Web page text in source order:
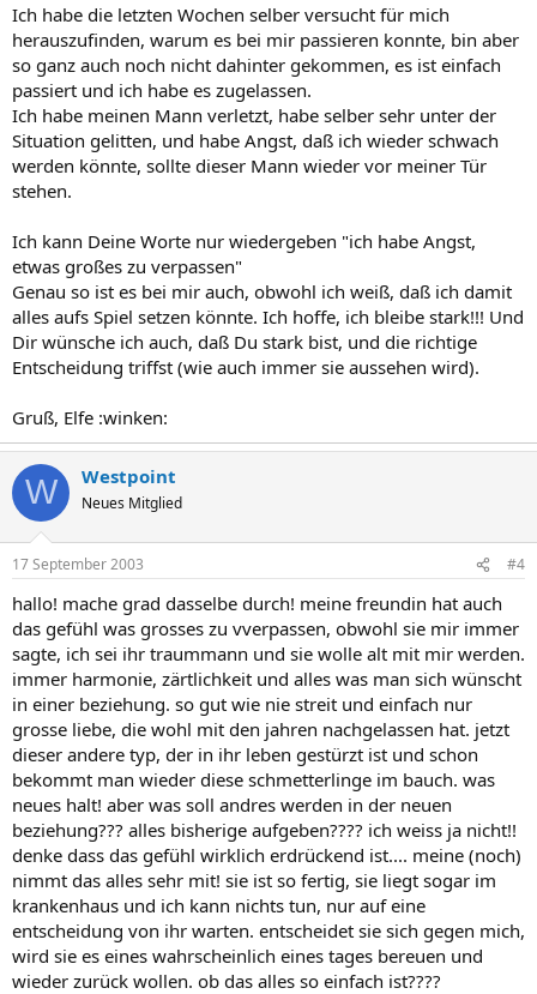
Ich habe die letzten Wochen selber versucht für mich
herauszufinden, warum es bei mir passieren konnte, bin aber
so ganz auch noch nicht dahinter gekommen, es ist einfach
passiert und ich habe es zugelassen.
Ich habe meinen Mann verletzt, habe selber sehr unter der
Situation gelitten, und habe Angst, daß ich wieder schwach
werden könnte, sollte dieser Mann wieder vor meiner Tür
stehen.
Ich kann Deine Worte nur wiedergeben "ich habe Angst,
etwas großes zu verpassen"
Genau so ist es bei mir auch, obwohl ich weiß, daß ich damit
alles aufs Spiel setzen könnte. Ich hoffe, ich bleibe stark!!! Und
Dir wünsche ich auch, daß Du stark bist, und die richtige
Entscheidung triffst (wie auch immer sie aussehen wird).
Gruß, Elfe :winken:
W Westpoint
Neues Mitglied
17 September 2003 #4
hallo! mache grad dasselbe durch! meine freundin hat auch
das gefühl was grosses zu vverpassen, obwohl sie mir immer
sagte, ich sei ihr traummann und sie wolle alt mit mir werden.
immer harmonie, zärtlichkeit und alles was man sich wünscht
in einer beziehung. so gut wie nie streit und einfach nur
grosse liebe, die wohl mit den jahren nachgelassen hat. jetzt
dieser andere typ, der in ihr leben gestürzt ist und schon
bekommt man wieder diese schmetterlinge im bauch. was
neues halt! aber was soll andres werden in der neuen
beziehung??? alles bisherige aufgeben???? ich weiss ja nicht!!
denke dass das gefühl wirklich erdrückend ist.... meine (noch)
nimmt das alles sehr mit! sie ist so fertig, sie liegt sogar im
krankenhaus und ich kann nichts tun, nur auf eine
entscheidung von ihr warten. entscheidet sie sich gegen mich,
wird sie es eines wahrscheinlich eines tages bereuen und
wieder zurück wollen. ob das alles so einfach ist????